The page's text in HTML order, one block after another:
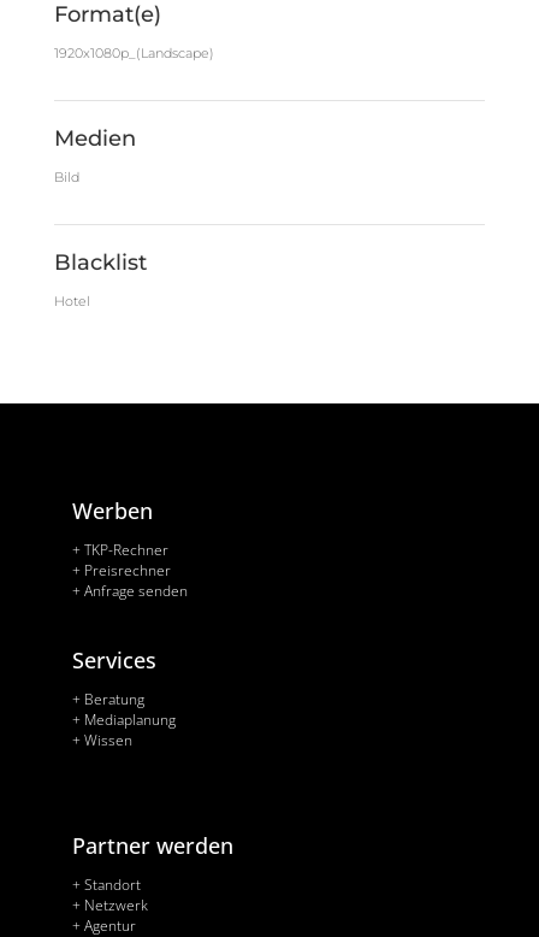
Format(e)
1920x1080p_(Landscape)
Medien
Bild
Blacklist
Hotel
Werben
+ TKP-Rechner
+ Preisrechner
+ Anfrage senden
Services
+ Beratung
+ Mediaplanung
+ Wissen
Partner werden
+ Standort
+ Netzwerk
+ Agentur